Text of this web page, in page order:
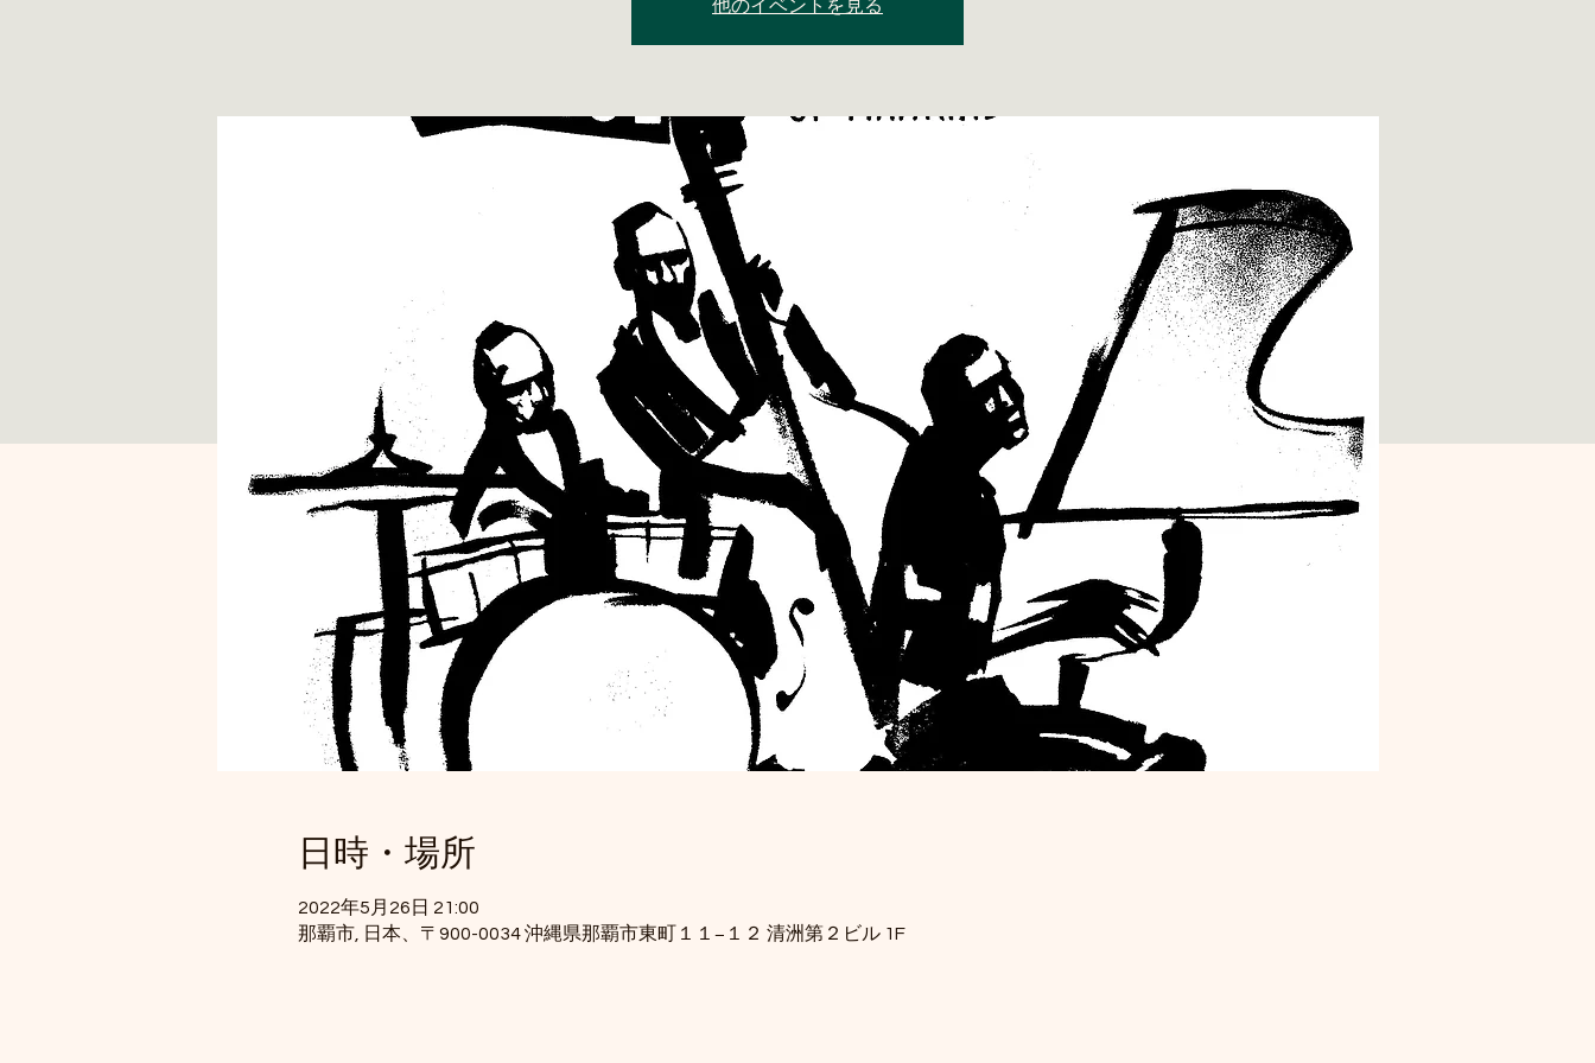
他のイベントを見る
日時・場所
2022年5月26日 21:00
那覇市, 日本、〒900-0034 沖縄県那覇市東町１１−１２ 清洲第２ビル 1F